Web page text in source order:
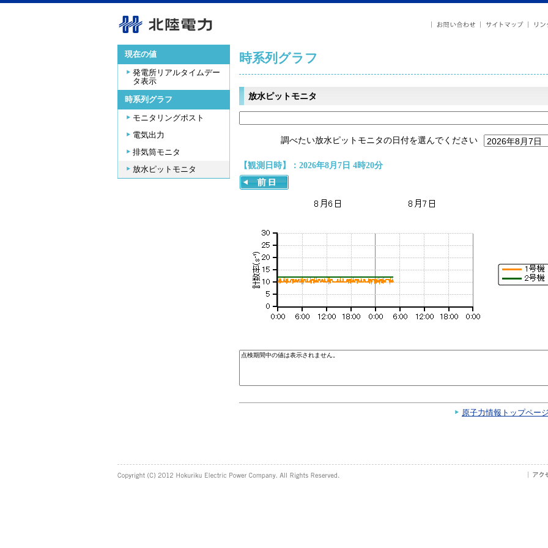
現在の値
発電所リアルタイムデー
タ表示
時系列グラフ
モニタリングポスト
電気出力
排気筒モニタ
放水ピットモニタ
時系列グラフ
放水ピットモニタ
調べたい放水ピットモニタの日付を選んでください
【観測日時】：2026年8月7日 4時20分
原子力情報トップペー